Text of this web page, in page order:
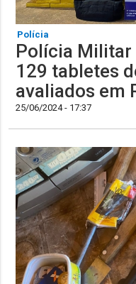
Polícia
Polícia Militar
129 tabletes
avaliados em
25/06/2024 - 17:37